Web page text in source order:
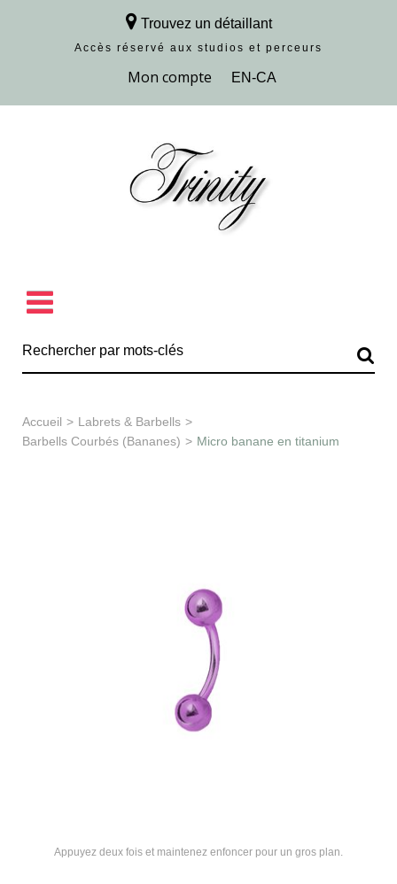
Trouvez un détaillant
Accès réservé aux studios et perceurs
Découvrir la collection
Accueil > Labrets & Barbells >
Barbells Courbés (Bananes) > Micro banane en titanium
Appuyez deux fois et maintenez enfoncer pour un gros plan.